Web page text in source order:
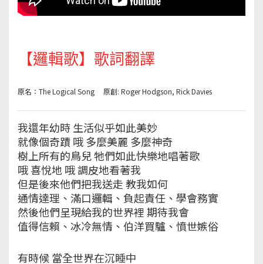
【邏輯歌】歌詞翻譯
原名：The Logical Song 原創: Roger Hodgson, Rick Davies
我還年幼時 生活似乎如此美妙
就像個奇蹟 哦 多麼美麗 多麼神奇
樹上所有的鳥兒 牠們如此快樂地唱著歌
哦 喜悅地 哦 調皮地看著我
但是後來他們把我送走 教我如何
通情達理、滿口邏輯、負起責任、學會務實
然後他們呈現給我的世界裡 期待我會
值得信賴、冰冷無情、伯洋買驢、憤世嫉俗
有時候 當全世界在沉睡中